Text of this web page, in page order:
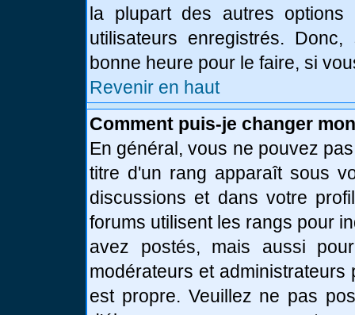
la plupart des autres options
utilisateurs enregistrés.
bonne heure pour le faire, si
Revenir en haut
Comment puis-je changer
En général, vous ne pouvez
titre d'un rang apparaît sous
discussions et dans votre
forums utilisent les rangs pour
avez postés, mais aussi
modérateurs et
est propre. Veuillez ne pas